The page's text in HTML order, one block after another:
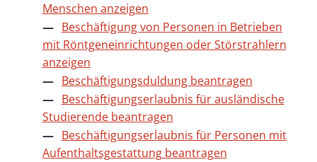
Menschen anzeigen
Beschäftigung von Personen in Betrieben
mit Röntgeneinrichtungen oder Störstrahlern
anzeigen
Beschäftigungsduldung beantragen
Beschäftigungserlaubnis für ausländische
Studierende beantragen
Beschäftigungserlaubnis für Personen mit
Aufenthaltsgestattung beantragen